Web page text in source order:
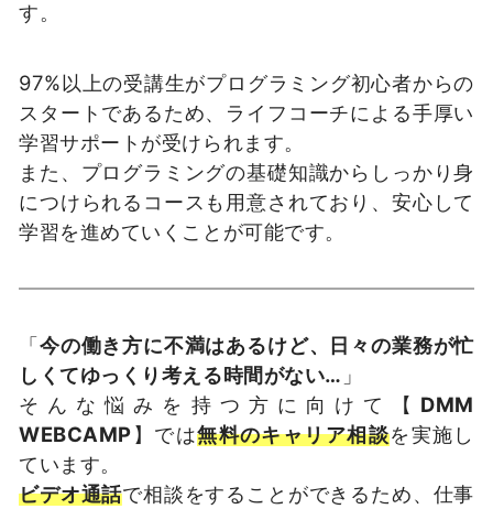
す。
97%以上の受講生がプログラミング初心者からの
スタートであるため、ライフコーチによる手厚い
学習サポートが受けられます。
また、プログラミングの基礎知識からしっかり身
につけられるコースも用意されており、安心して
学習を進めていくことが可能です。
「今の働き方に不満はあるけど、日々の業務が忙
しくてゆっくり考える時間がない… 」
そんな悩みを持つ方に向けて【 DMM
WEBCAMP】では無料のキャリア相談を実施し
ています。
ビデオ通話で相談をすることができるため、仕事